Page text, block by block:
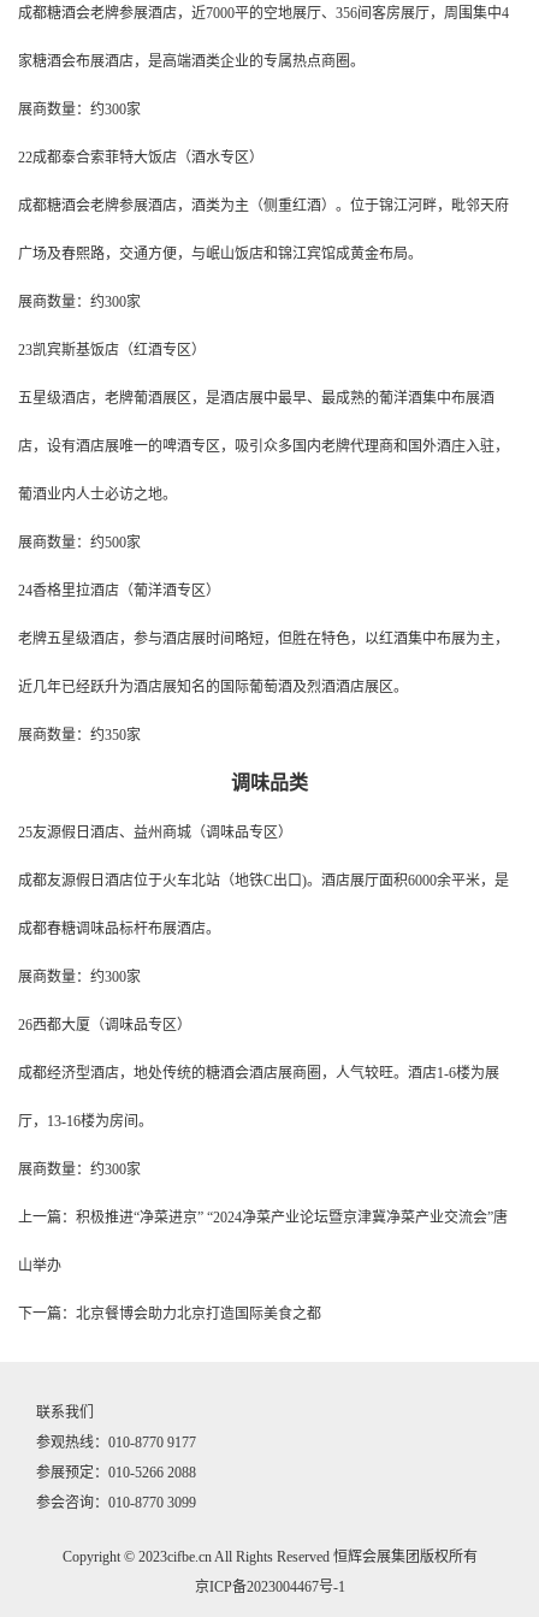
成都糖酒会老牌参展酒店，近7000平的空地展厅、356间客房展厅，周围集中4
家糖酒会布展酒店，是高端酒类企业的专属热点商圈。
展商数量：约300家
22成都泰合索菲特大饭店（酒水专区）
成都糖酒会老牌参展酒店，酒类为主（侧重红酒）。位于锦江河畔，毗邻天府
广场及春熙路，交通方便，与岷山饭店和锦江宾馆成黄金布局。
展商数量：约300家
23凯宾斯基饭店（红酒专区）
五星级酒店，老牌葡酒展区，是酒店展中最早、最成熟的葡洋酒集中布展酒
店，设有酒店展唯一的啤酒专区，吸引众多国内老牌代理商和国外酒庄入驻，
葡酒业内人士必访之地。
展商数量：约500家
24香格里拉酒店（葡洋酒专区）
老牌五星级酒店，参与酒店展时间略短，但胜在特色，以红酒集中布展为主，
近几年已经跃升为酒店展知名的国际葡萄酒及烈酒酒店展区。
展商数量：约350家
调味品类
25友源假日酒店、益州商城（调味品专区）
成都友源假日酒店位于火车北站（地铁C出口)。酒店展厅面积6000余平米，是
成都春糖调味品标杆布展酒店。
展商数量：约300家
26西都大厦（调味品专区）
成都经济型酒店，地处传统的糖酒会酒店展商圈，人气较旺。酒店1-6楼为展
厅，13-16楼为房间。
展商数量：约300家
上一篇：积极推进“净菜进京” “2024净菜产业论坛暨京津冀净菜产业交流会”唐
山举办
下一篇：北京餐博会助力北京打造国际美食之都
联系我们
参观热线：010-8770 9177
参展预定：010-5266 2088
参会咨询：010-8770 3099
Copyright © 2023cifbe.cn All Rights Reserved 恒辉会展集团版权所有
京ICP备2023004467号-1